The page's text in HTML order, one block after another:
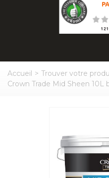
Accueil > Trouver votre
Crown Trade Mid Sheen 10L